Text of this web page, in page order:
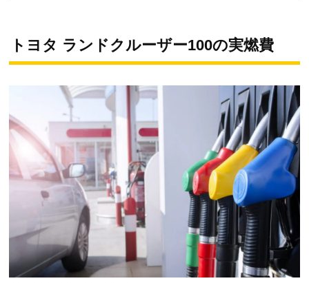
トヨタ ランドクルーザー100の実燃費